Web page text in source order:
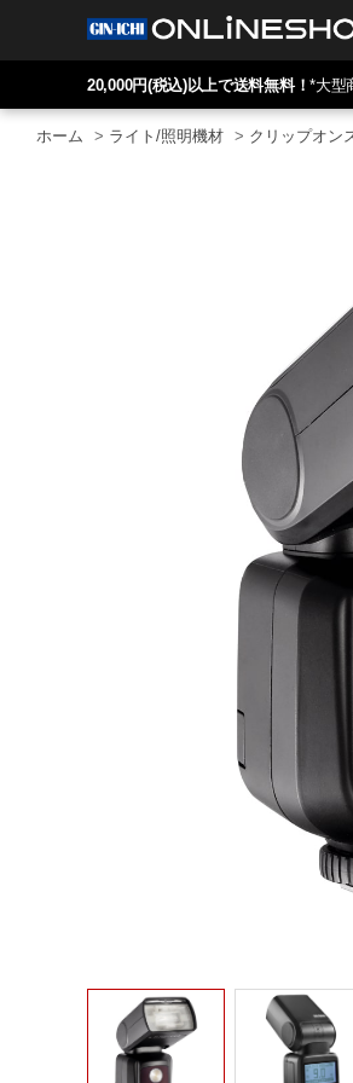
20,000円(税込)以上で送料無料！*大型
ホーム > ライト/照明機材 > クリップオン